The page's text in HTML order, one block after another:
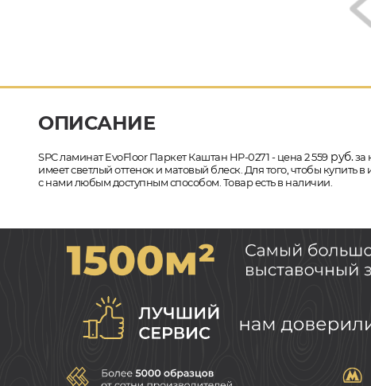
ОПИСАНИЕ
SPC ламинат EvoFloor Паркет Каштан HP-0271 - цена 2 559руб.за
имеет светлый оттенок и матовый блеск. Для того, чтобы
с нами любым доступным способом. Товар есть в наличии.